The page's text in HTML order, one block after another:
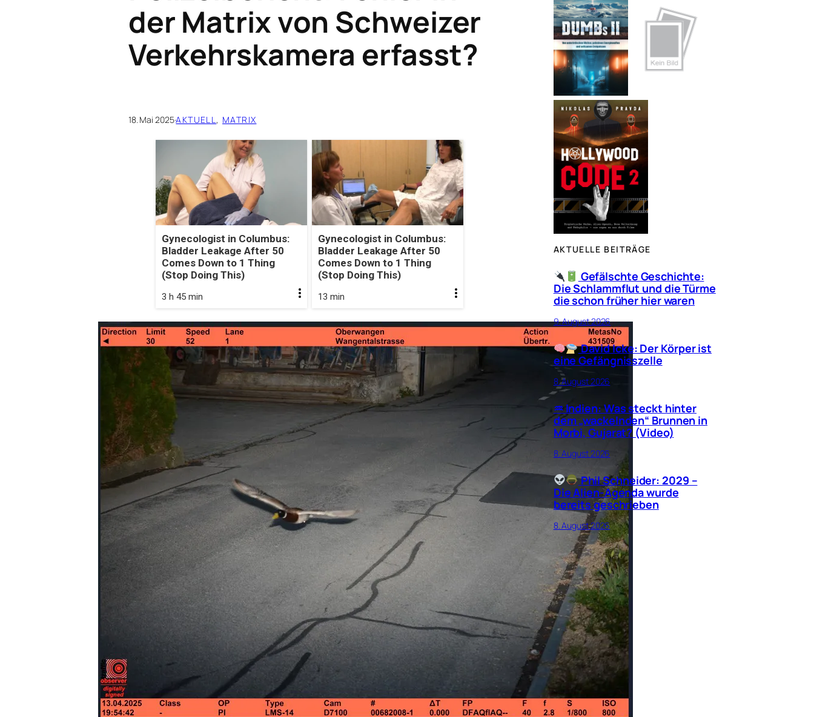
der Matrix von Schweizer
Verkehrskamera erfasst?
18. Mai 2025·AKTUELL, MATRIX
Gynecologist in Columbus:
Bladder Leakage After 50
Comes Down to 1 Thing
(Stop Doing This)
3 h 45 min
Gynecologist in Columbus:
Bladder Leakage After 50
Comes Down to 1 Thing
(Stop Doing This)
13 min
h
e
n
AKTUELLE BEITRÄGE
Gefälschte Geschichte:
Die Schlammflut und die Türme
die schon früher hier waren
9. August 2026
David Icke: Der Körper ist
eine Gefängnisszelle
8. August 2026
♒︎ Indien: Was steckt hinter
dem „wackelnden“ Brunnen in
Morbi, Gujarat? (Video)
8. August 2026
Phil Schneider: 2029 –
Die Alien-Agenda wurde
bereits geschrieben
8. August 2026